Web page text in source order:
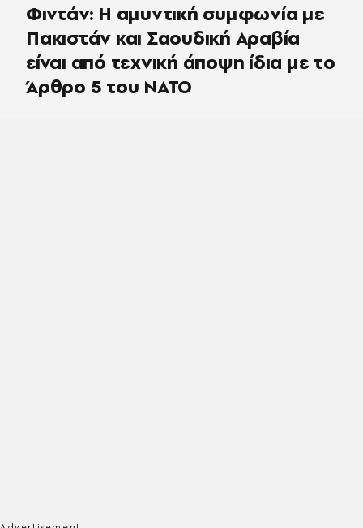
Φιντάν: Η αμυντική συμφωνία με
Πακιστάν και Σαουδική Αραβία
είναι από τεχνική άποψη ίδια με τo
Άρθρο 5 του ΝΑΤΟ